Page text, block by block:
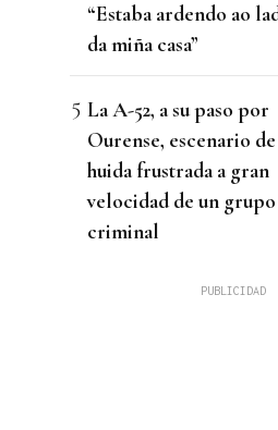
“Estaba ardendo ao
da miña casa”
La A-52, a su paso por
Ourense, escenario
huida frustrada a gran
velocidad de un grupo
criminal